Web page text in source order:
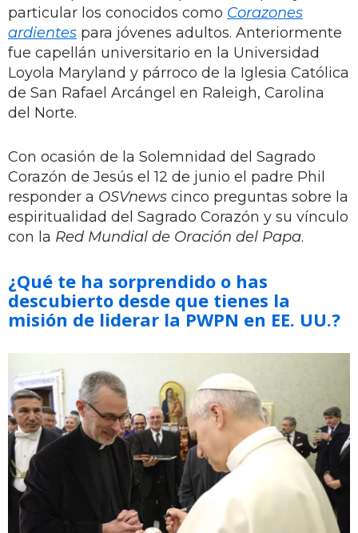
particular los conocidos como Corazones
ardientes para jóvenes adultos. Anteriormente
fue capellán universitario en la Universidad
Loyola Maryland y párroco de la Iglesia Católica
de San Rafael Arcángel en Raleigh, Carolina
del Norte.
Con ocasión de la Solemnidad del Sagrado
Corazón de Jesús el 12 de junio el padre Phil
responder a OSVnews cinco preguntas sobre la
espiritualidad del Sagrado Corazón y su vínculo
con la Red Mundial de Oración del Papa.
¿Qué te ha sorprendido o has
descubierto desde que tienes la
misión de liderar la PWPN en EE. UU.?